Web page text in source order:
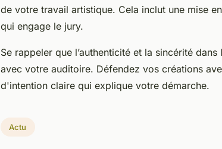
de votre travail artistique. Cela inclut une mise
qui engage le jury.
Se rappeler que l’authenticité et la sincérité
avec votre auditoire. Défendez vos créations
d'intention claire qui explique votre démarche.
Actu